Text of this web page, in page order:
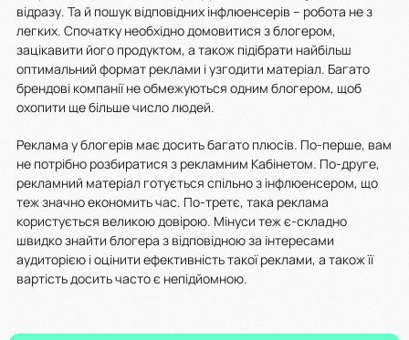
відразу. Та й пошук відповідних інфлюенсерів – робота не з
легких. Спочатку необхідно домовитися з блогером,
зацікавити його продуктом, а також підібрати найбільш
оптимальний формат реклами і узгодити матеріал. Багато
брендові компанії не обмежуються одним блогером, щоб
охопити ще більше число людей.
Реклама у блогерів має досить багато плюсів. По-перше, вам
не потрібно розбиратися з рекламним Кабінетом. По-друге,
рекламний матеріал готується спільно з інфлюенсером, що
теж значно економить час. По-третє, така реклама
користується великою довірою. Мінуси теж є-складно
швидко знайти блогера з відповідною за інтересами
аудиторією і оцінити ефективність такої реклами, а також її
вартість досить часто є непідйомною.